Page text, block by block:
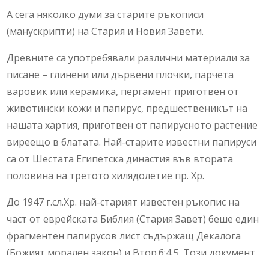
А сега няколко думи за старите ръкописи
(манускрипти) на Стария и Новия Завети.
Древните са употребявали различни материали за
писане – глинени или дървени плочки, парчета
варовик или керамика, пергамент приготвен от
животински кожи и папирус, предшественикът на
нашата хартия, приготвен от папирусното растение
виреещо в блатата. Най-старите известни папируси
са от Шестата Египетска династия във втората
половина на третото хилядолетие пр. Хр.
До 1947 г.сл.Хр. най-старият известен ръкопис на
част от еврейската Библия (Стария Завет) беше един
фрагментен папирусов лист съдържащ Декалога